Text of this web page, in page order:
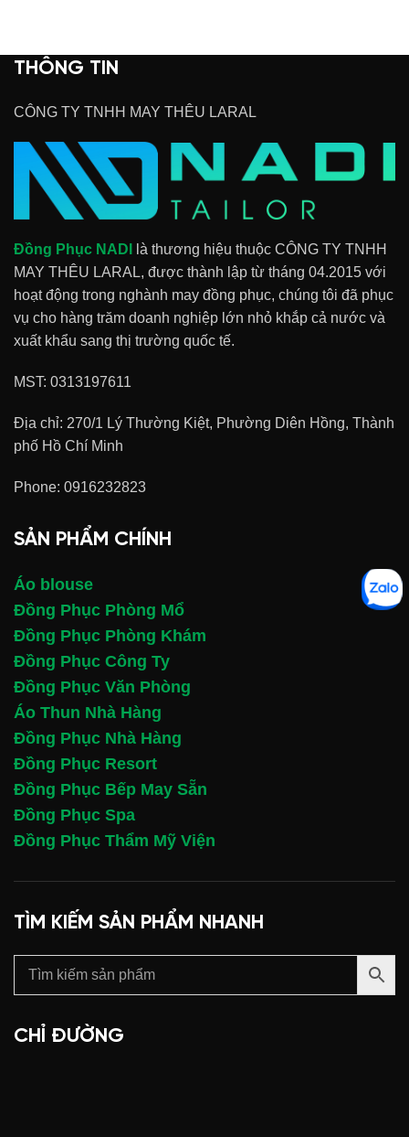
THÔNG TIN
CÔNG TY TNHH MAY THÊU LARAL
Đồng Phục NADI
là thương hiệu thuộc CÔNG TY TNHH
MAY THÊU LARAL, được thành lập từ tháng 04.2015 với
hoạt động trong nghành may đồng phục, chúng tôi đã phục
vụ cho hàng trăm doanh nghiệp lớn nhỏ khắp cả nước và
xuất khẩu sang thị trường quốc tế.
MST: 0313197611
Địa chỉ: 270/1 Lý Thường Kiệt, Phường Diên Hồng, Thành
phố Hồ Chí Minh
Phone: 0916232823
SẢN PHẨM CHÍNH
Áo blouse
Đồng Phục Phòng Mổ
Đồng Phục Phòng Khám
Đồng Phục Công Ty
Đồng Phục Văn Phòng
Áo Thun Nhà Hàng
Đồng Phục Nhà Hàng
Đồng Phục Resort
Đồng Phục Bếp May Sẵn
Đồng Phục Spa
Đồng Phục Thẩm Mỹ Viện
TÌM KIẾM SẢN PHẨM NHANH
CHỈ ĐƯỜNG